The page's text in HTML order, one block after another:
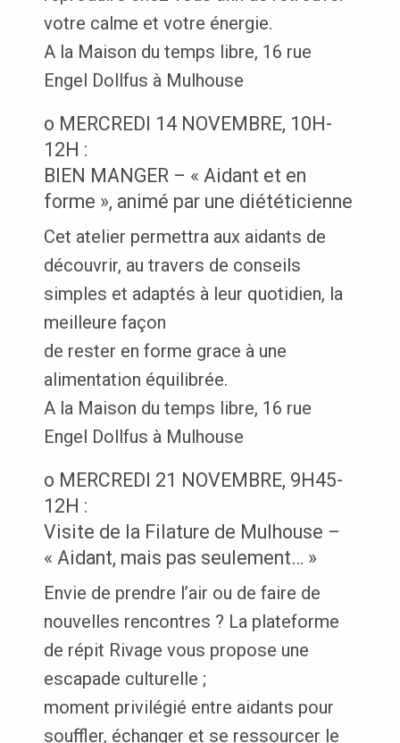
votre calme et votre énergie.
A la Maison du temps libre, 16 rue
Engel Dollfus à Mulhouse
o MERCREDI 14 NOVEMBRE, 10H-
12H :
BIEN MANGER – « Aidant et en
forme », animé par une diététicienne
Cet atelier permettra aux aidants de
découvrir, au travers de conseils
simples et adaptés à leur quotidien, la
meilleure façon
de rester en forme grace à une
alimentation équilibrée.
A la Maison du temps libre, 16 rue
Engel Dollfus à Mulhouse
o MERCREDI 21 NOVEMBRE, 9H45-
12H :
Visite de la Filature de Mulhouse –
« Aidant, mais pas seulement… »
Envie de prendre l’air ou de faire de
nouvelles rencontres ? La plateforme
de répit Rivage vous propose une
escapade culturelle ;
moment privilégié entre aidants pour
souffler, échanger et se ressourcer le